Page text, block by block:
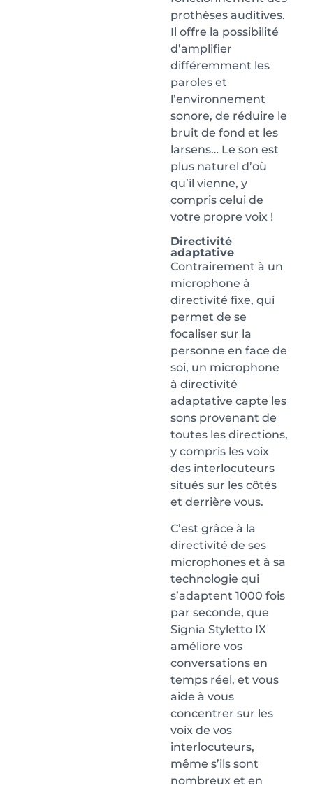
prothèses auditives.
Il offre la possibilité
d’amplifier
différemment les
paroles et
l’environnement
sonore, de réduire le
bruit de fond et les
larsens… Le son est
plus naturel d’où
qu’il vienne, y
compris celui de
votre propre voix !
Directivité
adaptative
Contrairement à un
microphone à
directivité fixe, qui
permet de se
focaliser sur la
personne en face de
soi, un microphone
à directivité
adaptative capte les
sons provenant de
toutes les directions,
y compris les voix
des interlocuteurs
situés sur les côtés
et derrière vous.
C’est grâce à la
directivité de ses
microphones et à sa
technologie qui
s’adaptent 1000 fois
par seconde, que
Signia Styletto IX
améliore vos
conversations en
temps réel, et vous
aide à vous
concentrer sur les
voix de vos
interlocuteurs,
même s’ils sont
nombreux et en